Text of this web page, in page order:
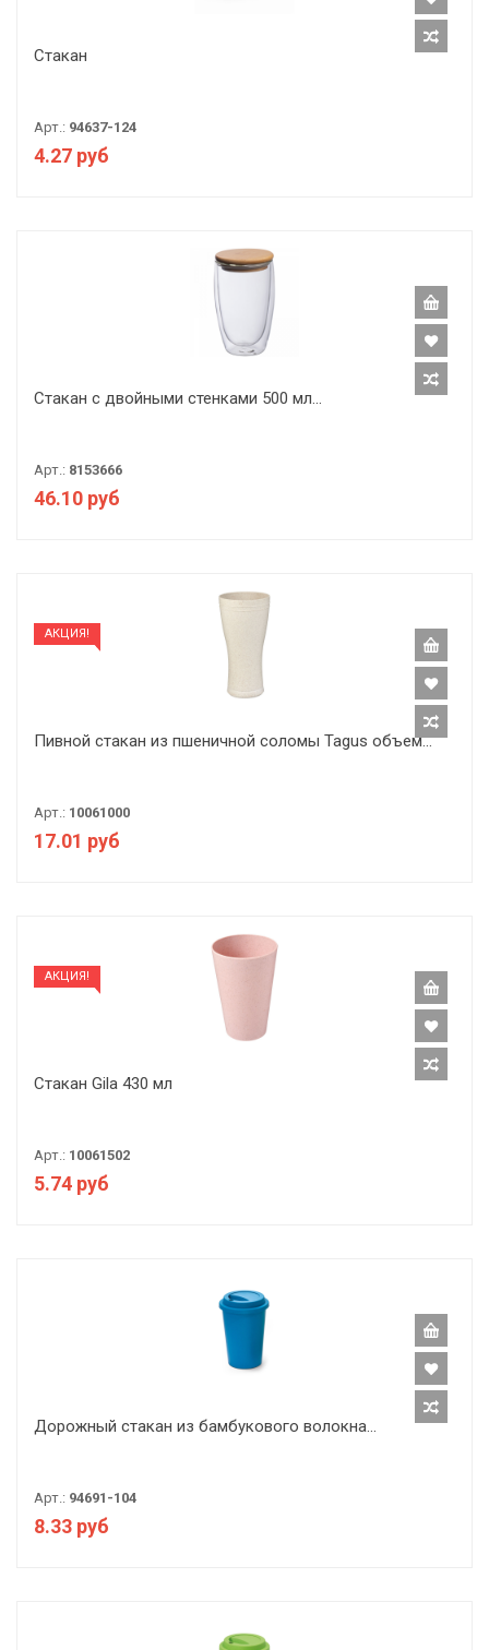
Стакан
Арт.: 94637-124
4.27 руб
Стакан с двойными стенками 500 мл...
Арт.: 8153666
46.10 руб
АКЦИЯ!
Пивной стакан из пшеничной соломы Tagus объем...
Арт.: 10061000
17.01 руб
АКЦИЯ!
Стакан Gila 430 мл
Арт.: 10061502
5.74 руб
Дорожный стакан из бамбукового волокна...
Арт.: 94691-104
8.33 руб